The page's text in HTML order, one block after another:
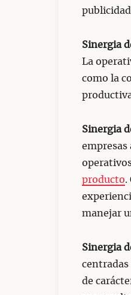
Sinergia
La
como la
Sinergia
empresas
producto.
manejar
Sinergia
centradas
de